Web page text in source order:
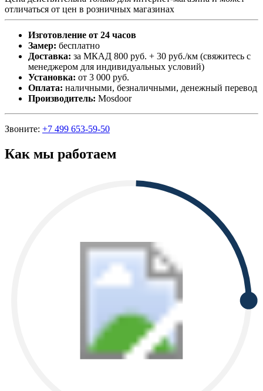
отличаться от цен в розничных магазинах
Изготовление от 24 часов
Замер: бесплатно
Доставка: за МКАД 800 руб. + 30 руб./км (свяжитесь с
менеджером для индивидуальных условий)
Установка: от 3 000 руб.
Оплата: наличными, безналичными, денежный перевод
Производитель: Mosdoor
Звоните: +7 499 653-59-50
Как мы работаем